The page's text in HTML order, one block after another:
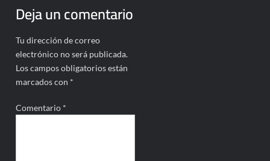
Deja un comentario
Tu dirección de correo
electrónico no será publicada.
Los campos obligatorios están
marcados con *
Comentario *